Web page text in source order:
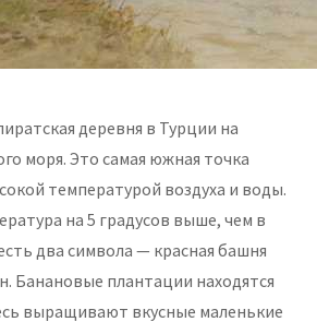
деревня в Турции на
моря. Это самая южная точка
температурой воздуха и воды.
на 5 градусов выше, чем в
два символа — красная башня
Банановые плантации находятся
выращивают вкусные маленькие